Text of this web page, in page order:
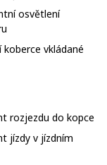
osvětlení
koberce vkládané
rozjezdu do kopce
jízdy v jízdním